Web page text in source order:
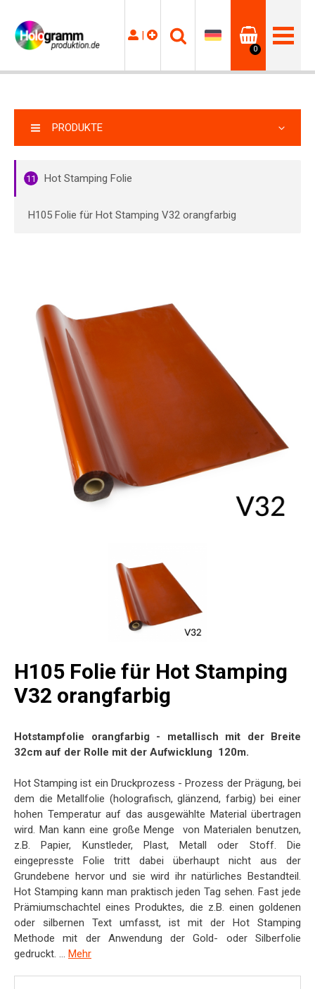
|
0
PRODUKTE
11 Hot Stamping Folie
H105 Folie für Hot Stamping V32 orangfarbig
H105 Folie für Hot Stamping
V32 orangfarbig
Hotstampfolie orangfarbig - metallisch mit der Breite
32cm auf der Rolle mit der Aufwicklung 120m.
Hot Stamping ist ein Druckprozess - Prozess der Prägung, bei
dem die Metallfolie (holografisch, glänzend, farbig) bei einer
hohen Temperatur auf das ausgewählte Material übertragen
wird. Man kann eine große Menge von Materialen benutzen,
z.B. Papier, Kunstleder, Plast, Metall oder Stoff. Die
eingepresste Folie tritt dabei überhaupt nicht aus der
Grundebene hervor und sie wird ihr natürliches Bestandteil.
Hot Stamping kann man praktisch jeden Tag sehen. Fast jede
Prämiumschachtel eines Produktes, die z.B. einen goldenen
oder silbernen Text umfasst, ist mit der Hot Stamping
Methode mit der Anwendung der Gold- oder Silberfolie
gedruckt. ... Mehr